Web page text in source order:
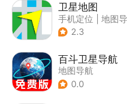
卫星地图
手机定位
地图
2.3
百斗卫星导航
地图导航
0.0